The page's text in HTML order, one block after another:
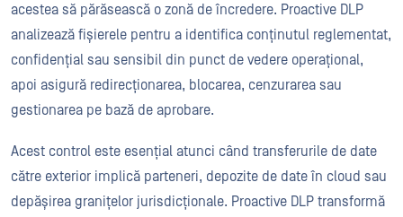
acestea să părăsească o zonă de încredere. Proactive DLP
analizează fișierele pentru a identifica conținutul reglementat,
confidențial sau sensibil din punct de vedere operațional,
apoi asigură redirecționarea, blocarea, cenzurarea sau
gestionarea pe bază de aprobare.
Acest control este esențial atunci când transferurile de date
către exterior implică parteneri, depozite de date în cloud sau
depășirea granițelor jurisdicționale. Proactive DLP transformă